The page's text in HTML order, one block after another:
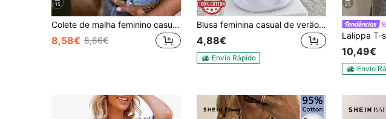
15
Colete de malha feminino casual e sexy, sem mangas, gola redonda, com lantejoulas, top elegante de moda nova 2026
8,58€ 8,66€
Blusa feminina casual de verão com estampa dupla face em estilo vintage, apresentando o design 'Suco Puro do Brasil' em uma camiseta oversized de manga curta e gola redonda.
4,88€
Envio Rápido
25
10,49€
Envio